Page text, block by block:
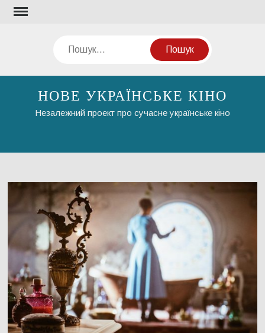
Перейти
Пошук
НОВЕ УКРАЇНСЬКЕ КІНО
Незалежний проект про сучасне українське кіно